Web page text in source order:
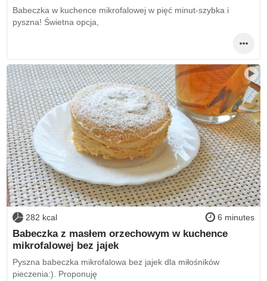
Babeczka w kuchence mikrofalowej w pięć minut-szybka i
pyszna! Świetna opcja,
282 kcal 6 minutes
Babeczka z masłem orzechowym w kuchence
mikrofalowej bez jajek
Pyszna babeczka mikrofalowa bez jajek dla miłośników
pieczenia:). Proponuję